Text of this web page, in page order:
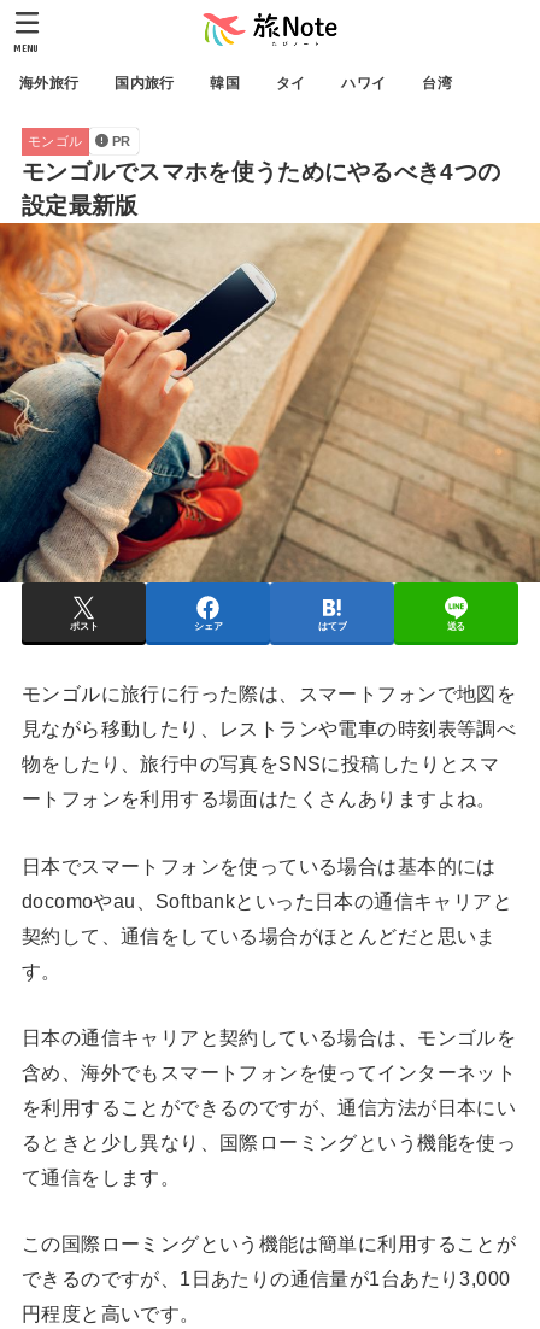
海外旅行 国内旅行 韓国 タイ ハワイ 台湾
MENU
モンゴル PR
モンゴルでスマホを使うためにやるべき4つの
設定最新版
ポスト シェア はてブ 送る
モンゴルに旅行に行った際は、スマートフォンで地図を
見ながら移動したり、レストランや電車の時刻表等調べ
物をしたり、旅行中の写真をSNSに投稿したりとスマ
ートフォンを利用する場面はたくさんありますよね。
日本でスマートフォンを使っている場合は基本的には
docomoやau、Softbankといった日本の通信キャリアと
契約して、通信をしている場合がほとんどだと思いま
す。
日本の通信キャリアと契約している場合は、モンゴルを
含め、海外でもスマートフォンを使ってインターネット
を利用することができるのですが、通信方法が日本にい
るときと少し異なり、国際ローミングという機能を使っ
て通信をします。
この国際ローミングという機能は簡単に利用することが
できるのですが、1日あたりの通信量が1台あたり3,000
円程度と高いです。